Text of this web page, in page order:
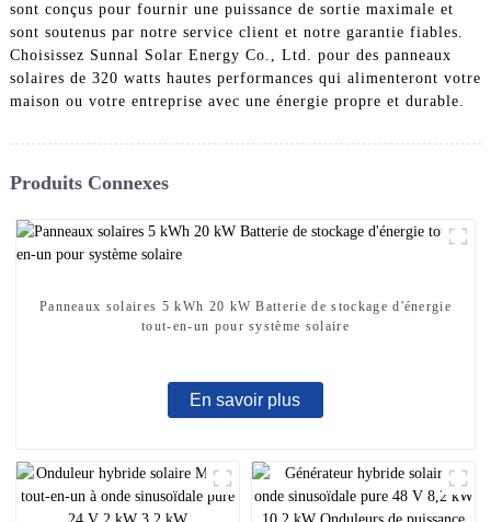
sont conçus pour fournir une puissance de sortie maximale et
sont soutenus par notre service client et notre garantie fiables.
Choisissez Sunnal Solar Energy Co., Ltd. pour des panneaux
solaires de 320 watts hautes performances qui alimenteront votre
maison ou votre entreprise avec une énergie propre et durable.
Produits Connexes
Panneaux solaires 5 kWh 20 kW Batterie de stockage d'énergie
tout-en-un pour système solaire
En savoir plus